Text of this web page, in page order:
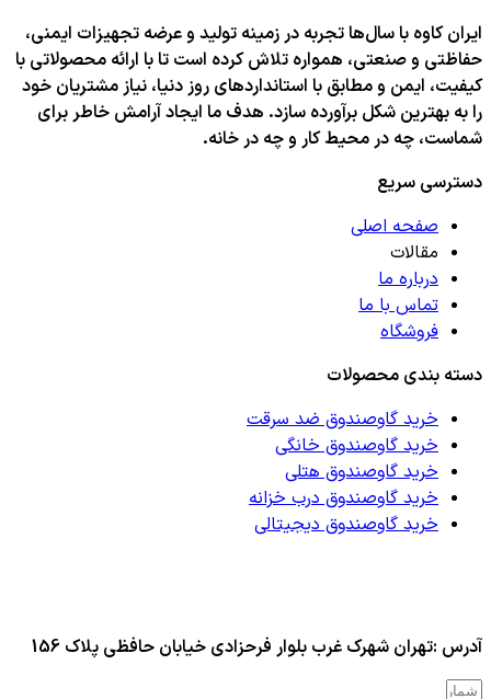
ایران کاوه با سال‌ها تجربه در زمینه تولید و عرضه تجهیزات ایمنی،
حفاظتی و صنعتی، همواره تلاش کرده است تا با ارائه محصولاتی با
کیفیت، ایمن و مطابق با استانداردهای روز دنیا، نیاز مشتریان خود
را به بهترین شکل برآورده سازد. هدف ما ایجاد آرامش خاطر برای
شماست، چه در محیط کار و چه در خانه.
دسترسی سریع
صفحه اصلی
مقالات
درباره ما
تماس با ما
فروشگاه
دسته بندی محصولات
خرید گاوصندوق ضد سرقت
خرید گاوصندوق خانگی
خرید گاوصندوق هتلی
خرید گاوصندوق درب خزانه
خرید گاوصندوق دیجیتالی
آدرس :تهران شهرک غرب بلوار فرحزادی خیابان حافظی پلاک 156